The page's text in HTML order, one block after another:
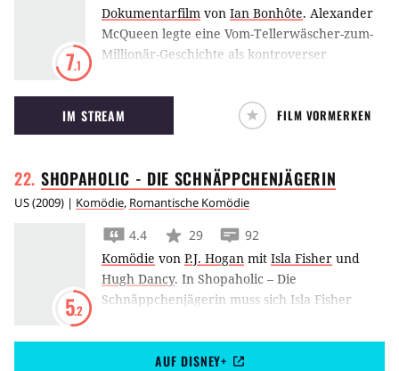
7.1
Dokumentarfilm von Ian Bonhôte. Alexander
McQueen legte eine Vom-Tellerwäscher-zum-
Millionär-Geschichte als kontroverser
Bonhôte gibt Einblicke in seine Karriere und
Kunst.
IM STREAM FILM VORMERKEN
SHOPAHOLIC - DIE SCHNÄPPCHENJÄGERIN
US(2009) | Komödie, Romantische Komödie
5.2
4.4 29
92
Komödie von P.J. Hogan mit Isla Fisher und
Hugh Dancy. In Shopaholic – Die
Schnäppchenjägerin muss sich Isla Fisher
Profit zu schlagen.
AUF DISNEY+